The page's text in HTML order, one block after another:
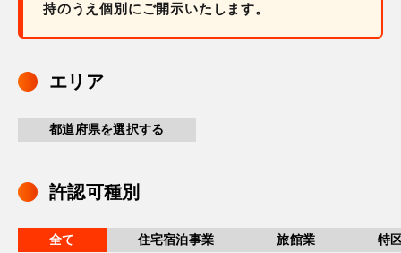
持のうえ個別にご開示いたします。
エリア
都道府県を選択する
許認可種別
全て 住宅宿泊事業 旅館業 特